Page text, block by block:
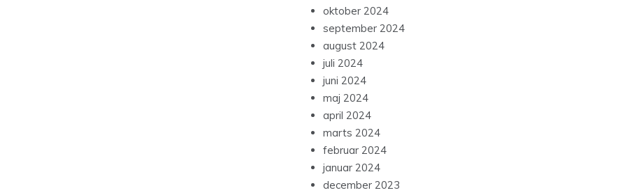
oktober 2024
september 2024
august 2024
juli 2024
juni 2024
maj 2024
april 2024
marts 2024
februar 2024
januar 2024
december 2023